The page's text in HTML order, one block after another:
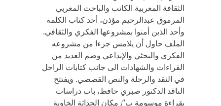
الثقافة المغربية الكاتب والباحث المغربي
المرموق عبدالرحيم مؤذن، أحد كتاب الكلمة
وأحد الذين أمنوا بمشروعها الفكري والثقافي.
الملف حاول أن يلامس جزءا من مشروعه
الفكري والبحثي والإبداعي وضم العديد من
القراءات والشهادات الى جانب كتابات الراحل
في النقد والرحلة والنص القصصي. ويفتتح
الناقد الدكتور صبري حافظ، باب دراسات
بقراءة موسومة ب”زمكان الحداثة الخاوية